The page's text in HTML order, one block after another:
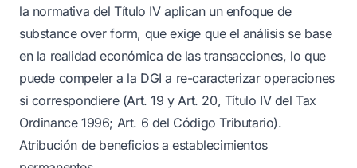
la normativa del Título IV aplican un enfoque de
substance over form, que exige que el análisis se base
en la realidad económica de las transacciones, lo que
puede compeler a la DGI a re-caracterizar operaciones
si correspondiere (Art. 19 y Art. 20, Título IV del Tax
Ordinance 1996; Art. 6 del Código Tributario).
Atribución de beneficios a establecimientos